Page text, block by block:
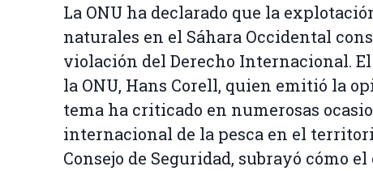
La ONU ha declarado que la
naturales en el Sáhara Occidental
violación del Derecho Internacional. El
la ONU, Hans Corell, quien emitió la
tema ha criticado en numerosas
internacional de la pesca en el
Consejo de Seguridad, subrayó cómo